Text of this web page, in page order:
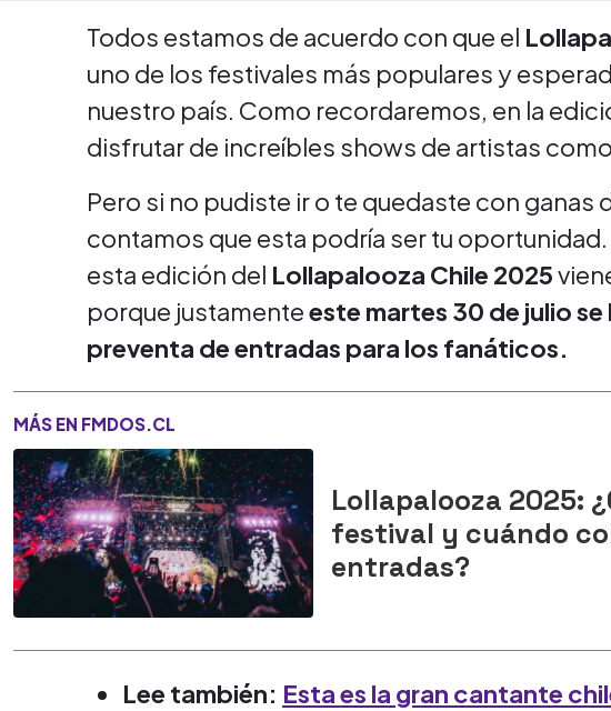
Todos estamos de acuerdo con que el
uno de los festivales más populares y
nuestro país. Como recordaremos, en la
disfrutar de increíbles shows de artistas como
Pero si no pudiste ir o te quedaste con ganas
contamos que esta podría ser tu
esta edición del Lollapalooza Chile 2025
porque justamenteeste martes 30 de julio
preventa de entradas para los fanáticos.
MÁS EN FMDOS.CL
Lollapalooza 2025:
festival y cuándo
entradas?
Lee también: Esta es la gran cantante